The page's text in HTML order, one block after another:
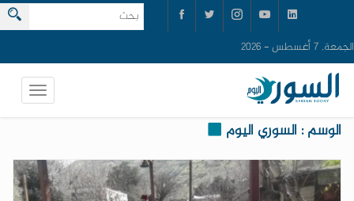
الجمعة, 7 أغسطس - 2026
الوسم : السوري اليوم